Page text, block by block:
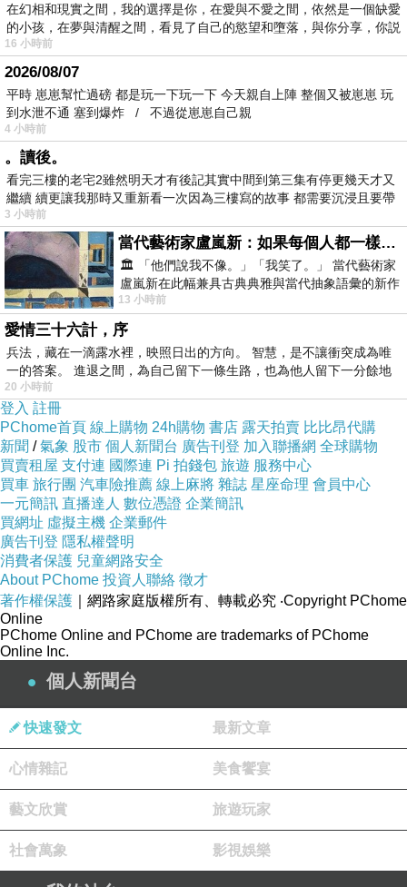
在幻相和現實之間，我的選擇是你，在愛與不愛之間，依然是一個缺愛
的小孩，在夢與清醒之間，看見了自己的慾望和墮落，與你分享，你説
16 小時前
2026/08/07
平時 崽崽幫忙過磅 都是玩一下玩一下 今天親自上陣 整個又被崽崽 玩
到水泄不通 塞到爆炸 / 不過從崽崽自己親
4 小時前
。讀後。
看完三樓的老宅2雖然明天才有後記其實中間到第三集有停更幾天才又
繼續 續更讓我那時又重新看一次因為三樓寫的故事 都需要沉浸且要帶
有
3 小時前
當代藝術家盧嵐新：如果每個人都一樣，這世界該有多無聊？
🏛️ 「他們說我不像。」「我笑了。」 當代藝術家
盧嵐新在此幅兼具古典典雅與當代抽象語彙的新作
中，以沈靜的藍色空間為背景，描繪了
13 小時前
愛情三十六計，序
兵法，藏在一滴露水裡，映照日出的方向。 智慧，是不讓衝突成為唯
一的答案。 進退之間，為自己留下一條生路，也為他人留下一分餘地
20 小時前
登入 註冊
PChome首頁 線上購物 24h購物 書店 露天拍賣 比比昂代購
新聞 /氣象 股市 個人新聞台 廣告刊登 加入聯播網 全球購物
買賣租屋 支付連 國際連 Pi 拍錢包 旅遊 服務中心
買車 旅行團 汽車險推薦 線上麻將 雜誌 星座命理 會員中心
一元簡訊 直播達人 數位憑證 企業簡訊
買網址 虛擬主機 企業郵件
廣告刊登 隱私權聲明
消費者保護 兒童網路安全
About PChome 投資人聯絡 徵才
著作權保護 ｜網路家庭版權所有、轉載必究 ‧Copyright PChome
Online
PChome Online and PChome are trademarks of PChome
Online Inc.
個人新聞台
快速發文 最新文章
心情雜記 美食饗宴
藝文欣賞 旅遊玩家
社會萬象 影視娛樂